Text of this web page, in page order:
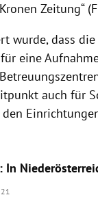
Zeitung“
wurde, dass
eine
auch für
In